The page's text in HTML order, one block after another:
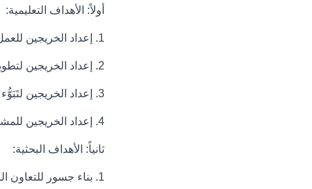
أولاً: الأهداف التعليمية:
1. إعداد الخريجين للعمل–بنجاح- مهندسين في القطاعين الحكومي والخاص.
2. إعداد الخريجين لتطوير مواقعهم الوظيفية، من خلال التعليم الذاتي والدراسات عليا.
3. إعداد الخريجين لتَبَوُّء مناصب مهنية قيادية.
4. إعداد الخريجين للمشاركة الفعالة في التنمية المستدامة بالمملكة العربية السعودية.
ثانياً: الأهداف البحثية:
1. بناء جسور للتعاون البحثي بين الكلية ومؤسسات الصناعة والطاقة والتشييد، بما يخدم تطوير وتنمية تلك المؤسسات.